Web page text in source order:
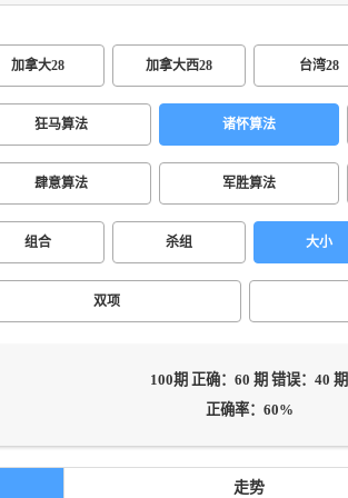
加拿大28 加拿大西28 台湾28
狂马算法 诸怀算法
肆意算法 军胜算法
组合 杀组 大小
双项
100期 正确：60 期 错误：40 期
正确率：60%
走势